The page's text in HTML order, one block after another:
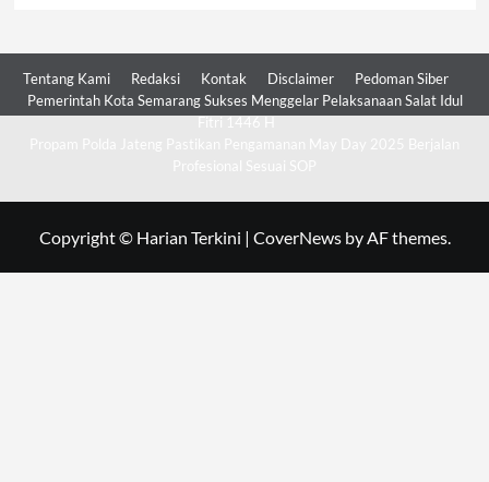
Tentang Kami Redaksi Kontak Disclaimer
Pedoman Siber
Pemerintah Kota Semarang Sukses Menggelar Pelaksanaan Salat Idul
Copyright © Harian Terkini | CoverNewsby AF themes.